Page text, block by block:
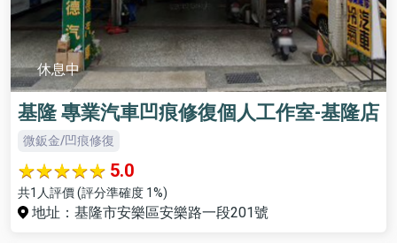
休息中
基隆 專業汽車凹痕修復個人工作室-基隆店
微鈑金/凹痕修復
5.0
共1人評價 (評分準確度 1%)
地址：基隆市安樂區安樂路一段201號